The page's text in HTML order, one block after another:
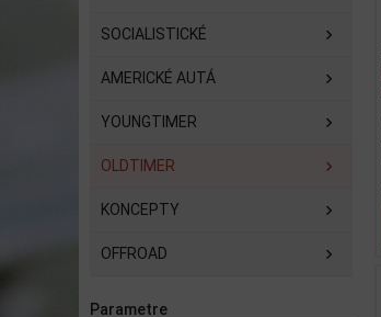
SOCIALISTICKÉ
AMERICKÉ AUTÁ
YOUNGTIMER
OLDTIMER
KONCEPTY
OFFROAD
Parametre